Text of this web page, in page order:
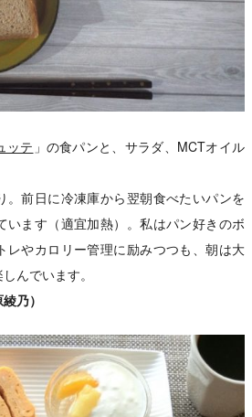
ッテ 」の食パンと、サラダ、MCTオイル
。前日に冷凍庫から翌朝食べたいパンを
います（適宜加熱）。私はパン好きのボ
レやカロリー管理に励みつつも、朝は大
んでいます。
乃）